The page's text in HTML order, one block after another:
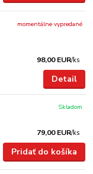
98,00 EUR/ks
momentálne vypredané
Detail
79,00 EUR/ks
Skladom
Pridať do košíka